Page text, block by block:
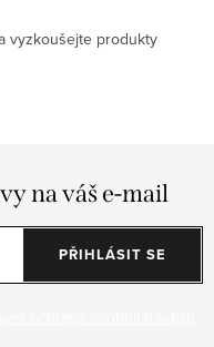
vyzkoušejte produkty
na váš e-mail
PŘIHLÁSIT SE